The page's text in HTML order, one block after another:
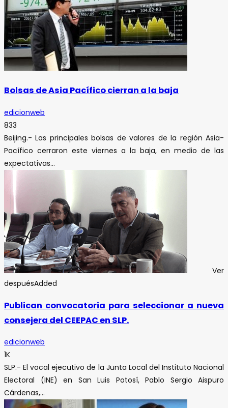
Bolsas de Asia Pacífico cierran a la baja
edicionweb
833
Beijing.- Las principales bolsas de valores de la región Asia-
Pacífico cerraron este viernes a la baja, en medio de las
expectativas...
Ver
despuésAdded
Publican convocatoria para seleccionar a nueva
consejera del CEEPAC en SLP.
edicionweb
1K
SLP.- El vocal ejecutivo de la Junta Local del Instituto Nacional
Electoral (INE) en San Luis Potosí, Pablo Sergio Aispuro
Cárdenas,...